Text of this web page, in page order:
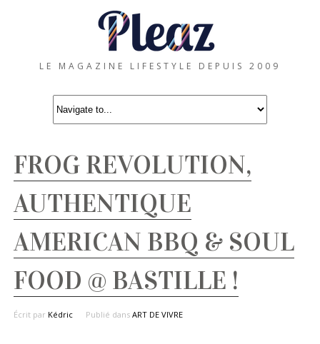
LE MAGAZINE LIFESTYLE DEPUIS 2009
FROG REVOLUTION,
AUTHENTIQUE
AMERICAN BBQ & SOUL
FOOD @ BASTILLE !
Écrit par Kédric Publié dans ART DE VIVRE